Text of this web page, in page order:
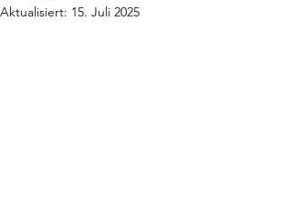
Aktualisiert: 15. Juli 2025